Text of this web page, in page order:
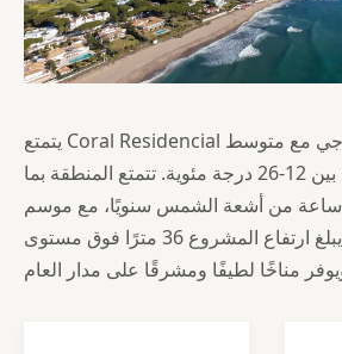
يتمتع Coral Residencial بمناخ متوسطي نموذجي مع متوسط
درجات حرارة يتراوح بين 12-26 درجة مئوية. تتمتع المنطقة بما
يقرب من 3889 ساعة من أشعة الشمس سنويًا، مع موسم
سباحة لمدة 5 أشهر. يبلغ ارتفاع المشروع 36 مترًا فوق مستوى